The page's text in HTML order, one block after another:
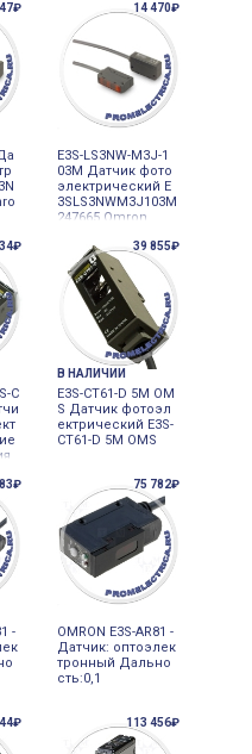
14 470₽
E3S-LS3NW-M3J-1
03M Датчик фото
электрический E
3SLS3NWM3J103M
247665 Omron
C
39 855₽
В НАЛИЧИИ
E3S-CT61-D 5M OM
S Датчик фотоэл
ектрический E3S-
CT61-D 5M OMS
-
75 782₽
OMRON E3S-AR81 -
Датчик: оптоэлек
тронный Дально
сть:0,1
113 456₽